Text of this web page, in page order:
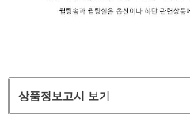
상품정보고시 보기